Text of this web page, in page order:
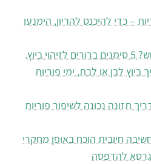
– כדי להיכנס להריון, הימנעו
ביוץ לבן או לבת, ימי פוריות
תזונה נכונה לשיפור פוריות
חיובית הוכח באופן מחקרי
גרסא להדפסה